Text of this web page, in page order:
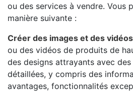
ou des services à vendre. Vous
manière suivante :
Créer des images et des
ou des vidéos de produits de
des designs attrayants avec
détaillées, y compris des
avantages, fonctionnalités